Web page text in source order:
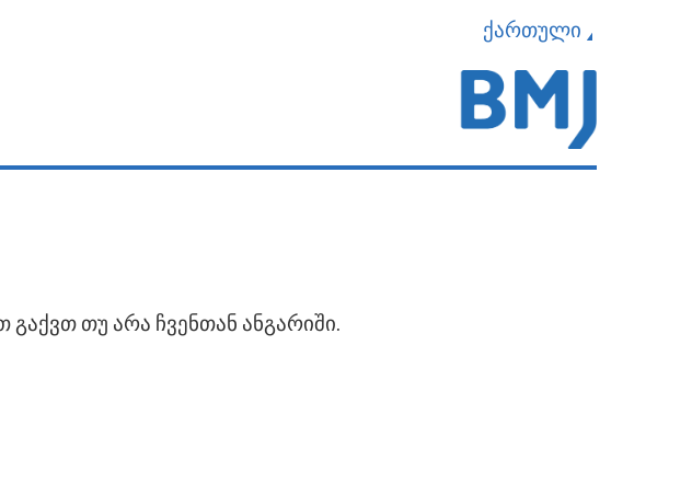
ქართული
თუ არა ჩვენთან ანგარიში.